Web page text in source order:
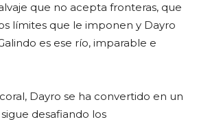
que no acepta fronteras, que
límites que le imponen y Dayro
es ese río, imparable e
Dayro se ha convertido en un
desafiando los